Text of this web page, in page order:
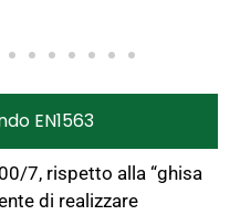
EN1563
7, rispetto alla “ghisa
di realizzare